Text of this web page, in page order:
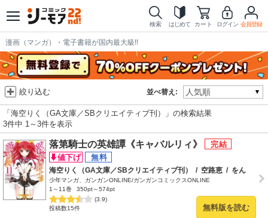
検索 はじめて カート ログイン 会員登録
漫画（マンガ）・電子書籍が国内最大級!!
並べ替え:
絞り込む
「海空りく（GA文庫／SBクリエイティブ刊）」の検索結果
3件中 1～3件を表示
落第騎士の英雄譚《キャバルリィ》
海空りく（GA文庫／SBクリエイティブ刊） / 空路恵 / をん
少年マンガ、ガンガンONLINE/ガンガンコミックスONLINE
1～11巻
350pt～574pt
(3.9)
投稿数15件
無料版を読む